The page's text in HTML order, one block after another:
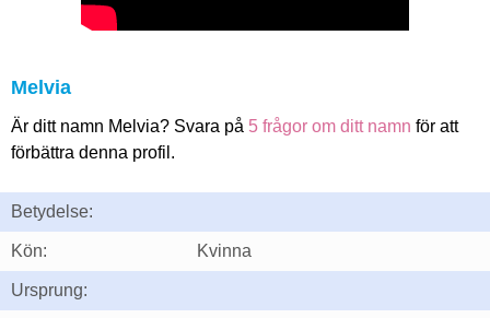
Melvia
Är ditt namn Melvia? Svara på 5 frågor om ditt namn för att
förbättra denna profil.
Betydelse:
Kön: Kvinna
Ursprung: